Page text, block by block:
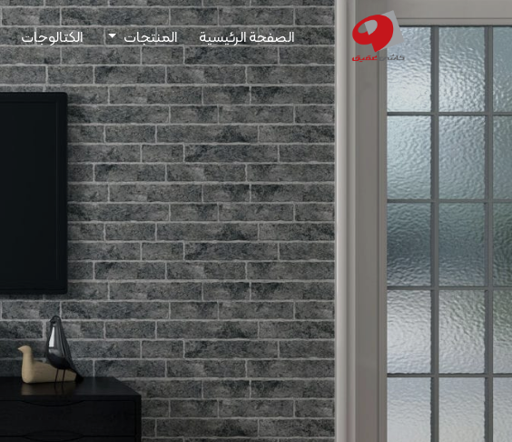
الصفحة الرئيسية المنتجات الكتالوجات